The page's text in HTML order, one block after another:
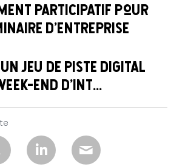
participatif pour
d'entreprise
jeu de piste digital
end d'int...